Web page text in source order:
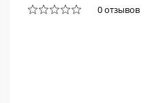
0 отзывов